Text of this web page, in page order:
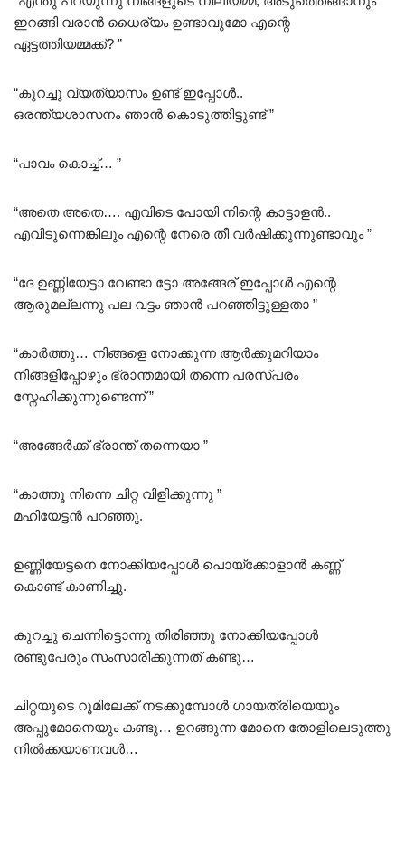
ഇറങ്ങി വരാൻ ധൈര്യം ഉണ്ടാവുമോ എന്റെ
ഏട്ടത്തിയമ്മക്ക്? ”
“കുറച്ചു വ്യത്യാസം ഉണ്ട് ഇപ്പോൾ..
ഒരന്ത്യശാസനം ഞാൻ കൊടുത്തിട്ടുണ്ട് ”
“പാവം കൊച്ച്… ”
“അതെ അതെ…. എവിടെ പോയി നിന്റെ കാട്ടാളൻ..
എവിടുന്നെങ്കിലും എന്റെ നേരെ തീ വർഷിക്കുന്നുണ്ടാവും ”
“ദേ ഉണ്ണിയേട്ടാ വേണ്ടാ ട്ടോ അങ്ങേര് ഇപ്പോൾ എന്റെ
ആരുമല്ലന്നു പല വട്ടം ഞാൻ പറഞ്ഞിട്ടുള്ളതാ ”
“കാർത്തു… നിങ്ങളെ നോക്കുന്ന ആർക്കുമറിയാം
നിങ്ങളിപ്പോഴും ഭ്രാന്തമായി തന്നെ പരസ്പരം
സ്നേഹിക്കുന്നുണ്ടെന്ന് ”
“അങ്ങേർക്ക് ഭ്രാന്ത് തന്നെയാ ”
“കാത്തൂ നിന്നെ ചിറ്റ വിളിക്കുന്നു ”
മഹിയേട്ടൻ പറഞ്ഞു.
ഉണ്ണിയേട്ടനെ നോക്കിയപ്പോൾ പൊയ്ക്കോളാൻ കണ്ണ്
കൊണ്ട് കാണിച്ചു.
കുറച്ചു ചെന്നിട്ടൊന്നു തിരിഞ്ഞു നോക്കിയപ്പോൾ
രണ്ടുപേരും സംസാരിക്കുന്നത് കണ്ടു…
ചിറ്റയുടെ റൂമിലേക്ക് നടക്കുമ്പോൾ ഗായത്രിയെയും
അപ്പുമോനെയും കണ്ടു… ഉറങ്ങുന്ന മോനെ തോളിലെടുത്തു
നിൽക്കയാണവൾ…